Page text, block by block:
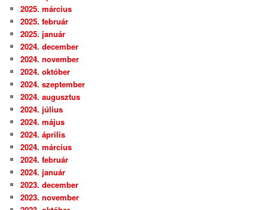
2025. március
2025. február
2025. január
2024. december
2024. november
2024. október
2024. szeptember
2024. augusztus
2024. július
2024. május
2024. április
2024. március
2024. február
2024. január
2023. december
2023. november